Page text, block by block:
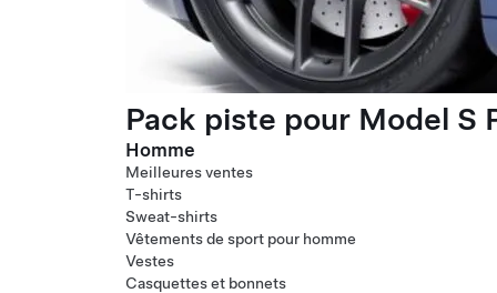
Pack piste pour Model S
Homme
Meilleures ventes
T-shirts
Sweat-shirts
Vêtements de sport pour homme
Vestes
Casquettes et bonnets